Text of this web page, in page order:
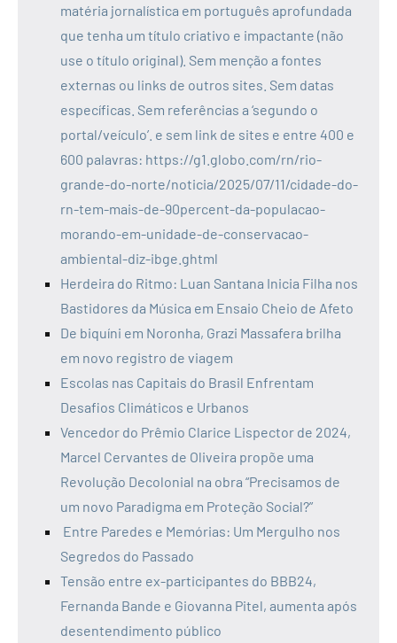
matéria jornalística em português aprofundada
que tenha um título criativo e impactante (não
use o título original). Sem menção a fontes
externas ou links de outros sites. Sem datas
específicas. Sem referências a ‘segundo o
portal/veículo’. e sem link de sites e entre 400 e
600 palavras: https://g1.globo.com/rn/rio-
grande-do-norte/noticia/2025/07/11/cidade-do-
rn-tem-mais-de-90percent-da-populacao-
morando-em-unidade-de-conservacao-
ambiental-diz-ibge.ghtml
Herdeira do Ritmo: Luan Santana Inicia Filha nos
Bastidores da Música em Ensaio Cheio de Afeto
De biquíni em Noronha, Grazi Massafera brilha
em novo registro de viagem
Escolas nas Capitais do Brasil Enfrentam
Desafios Climáticos e Urbanos
Vencedor do Prêmio Clarice Lispector de 2024,
Marcel Cervantes de Oliveira propõe uma
Revolução Decolonial na obra “Precisamos de
um novo Paradigma em Proteção Social?”
Entre Paredes e Memórias: Um Mergulho nos
Segredos do Passado
Tensão entre ex-participantes do BBB24,
Fernanda Bande e Giovanna Pitel, aumenta após
desentendimento público